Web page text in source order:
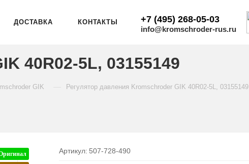
ДОСТАВКА КОНТАКТЫ +7 (495) 268-05-03
info@kromschroder-rus.ru
40R02-5L, 03155149
GIK Регулятор давления Kromschroder GIK 40R02-5L, 03155149
Артикул: 507-728-490